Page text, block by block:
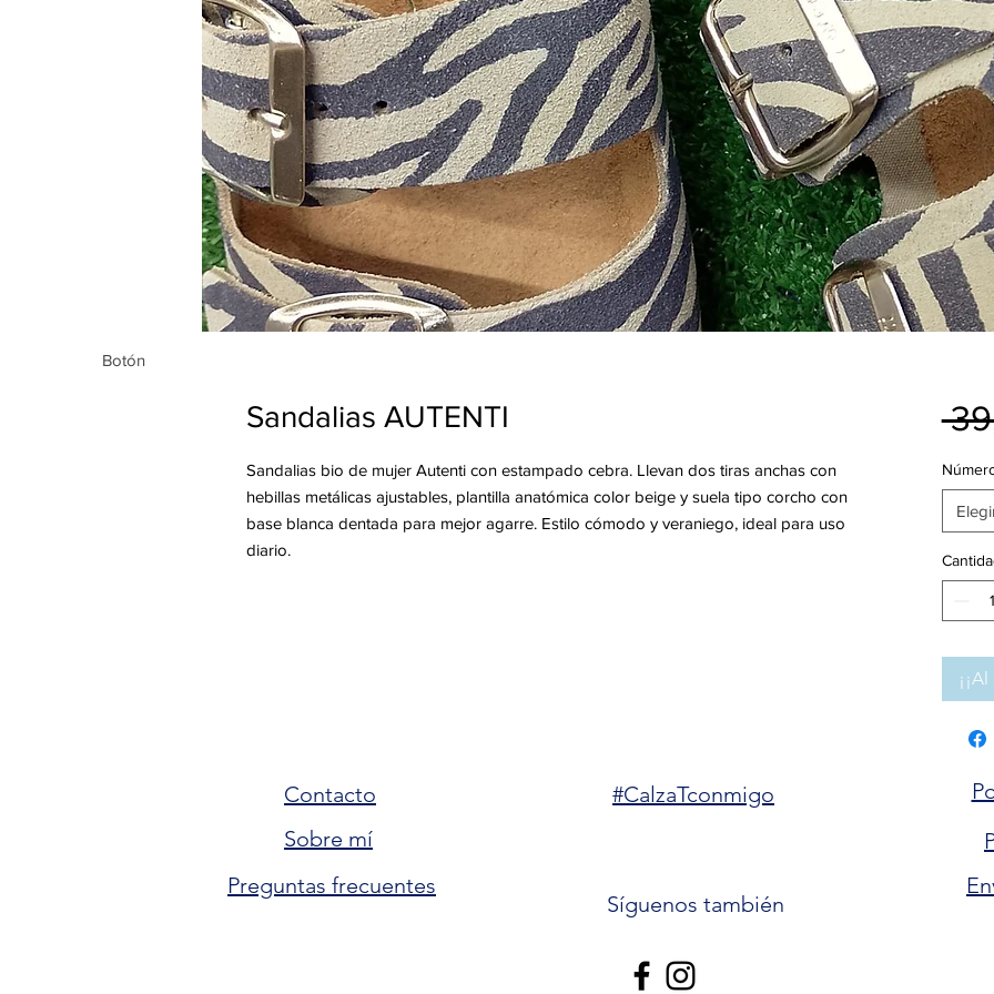
Botón
Sandalias AUTENTI
Sandalias bio de mujer Autenti con estampado cebra. Llevan dos tiras anchas con
hebillas metálicas ajustables, plantilla anatómica color beige y suela tipo corcho con
base blanca dentada para mejor agarre. Estilo cómodo y veraniego, ideal para uso
diario.
Contacto
Sobre mí
Preguntas frecuentes
#CalzaTconmigo
Síguenos también